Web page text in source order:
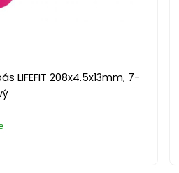
LIFEFIT 208x4.5x13mm, 7-